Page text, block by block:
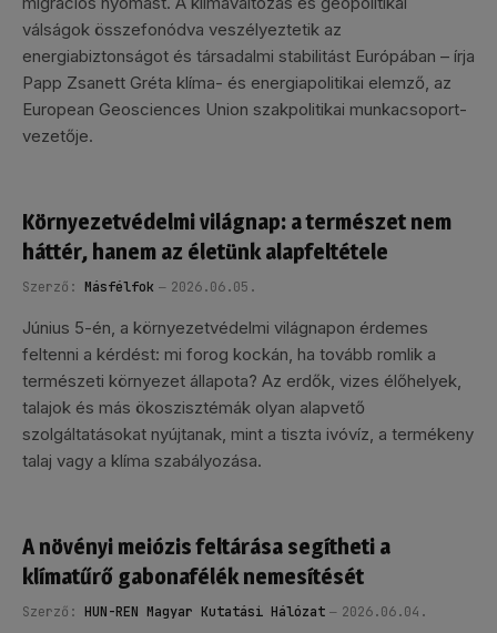
válságok összefonódva veszélyeztetik az
energiabiztonságot és társadalmi stabilitást Európában – írja
Papp Zsanett Gréta klíma- és energiapolitikai elemző, az
European Geosciences Union szakpolitikai munkacsoport-
vezetője.
Környezetvédelmi világnap: a természet nem
háttér, hanem az életünk alapfeltétele
Szerző: Másfélfok 2026.06.05.
Június 5-én, a környezetvédelmi világnapon érdemes
feltenni a kérdést: mi forog kockán, ha tovább romlik a
természeti környezet állapota? Az erdők, vizes élőhelyek,
talajok és más ökoszisztémák olyan alapvető
szolgáltatásokat nyújtanak, mint a tiszta ivóvíz, a termékeny
talaj vagy a klíma szabályozása.
A növényi meiózis feltárása segítheti a
klímatűrő gabonafélék nemesítését
Szerző: HUN-REN Magyar Kutatási Hálózat 2026.06.04.